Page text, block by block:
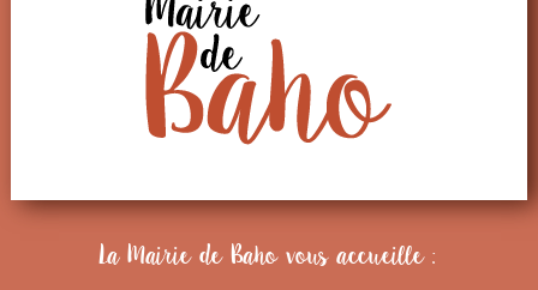
La Mairie de Baho vous accueille :